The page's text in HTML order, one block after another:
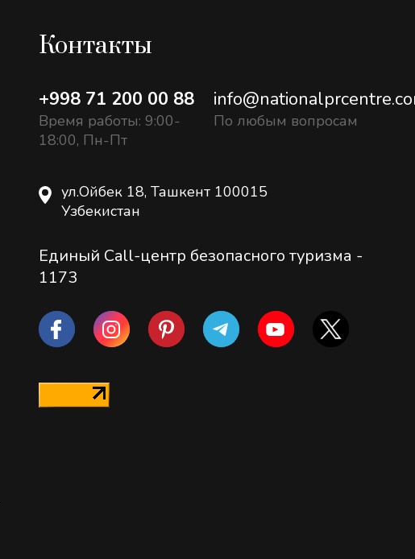
Контакты
+998 71 200 00 88
Время работы: 9:00-
18:00, Пн-Пт
По любым вопросам
ул.Ойбек 18, Ташкент 100015
Узбекистан
Единый Call-центр безопасного туризма -
1173